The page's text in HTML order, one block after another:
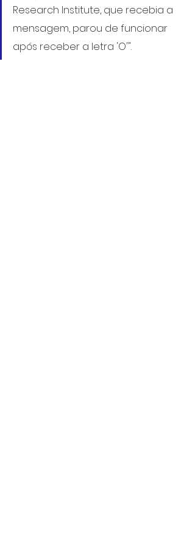
Research Institute, que recebia a
mensagem, parou de funcionar
após receber a letra 'O'".